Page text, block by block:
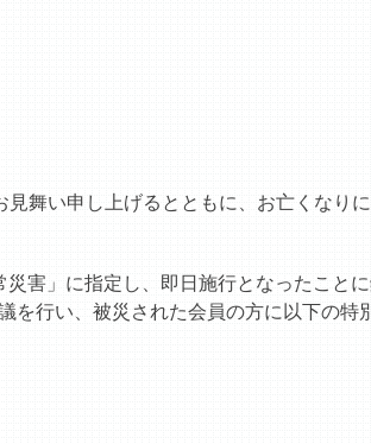
舞い申し上げるとともに、お亡くなり
害」に指定し、即日施行となったこと
を行い、被災された会員の方に以下の特